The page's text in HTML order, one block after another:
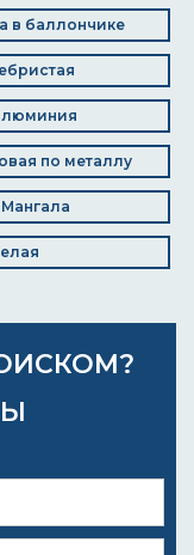
в баллончике
по металлу